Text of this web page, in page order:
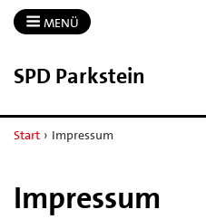
MENÜ
SPD Parkstein
Start › Impressum
Impressum